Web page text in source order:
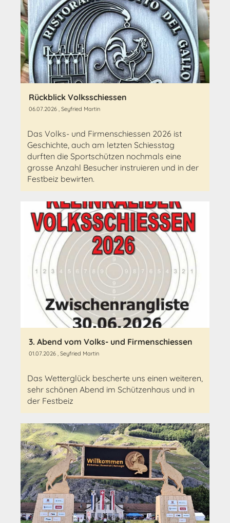
Rückblick Volksschiessen
06.07.2026 , Seyfried Martin
Das Volks- und Firmenschiessen 2026 ist
Geschichte, auch am letzten Schiesstag
durften die Sportschützen nochmals eine
grosse Anzahl Besucher instruieren und in der
Festbeiz bewirten.
3. Abend vom Volks- und Firmenschiessen
01.07.2026 , Seyfried Martin
Das Wetterglück bescherte uns einen weiteren,
sehr schönen Abend im Schützenhaus und in
der Festbeiz